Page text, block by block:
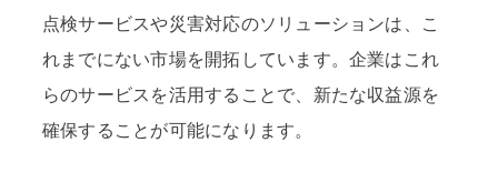
点検サービスや災害対応のソリューションは、こ
れまでにない市場を開拓しています。企業はこれ
らのサービスを活用することで、新たな収益源を
確保することが可能になります。